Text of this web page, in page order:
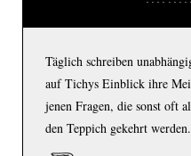
Täglich schreiben
auf Tichys Einblick ihre
jenen Fragen, die sonst oft
den Teppich gekehrt werden.